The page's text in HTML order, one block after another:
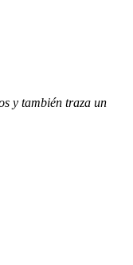
y también traza un